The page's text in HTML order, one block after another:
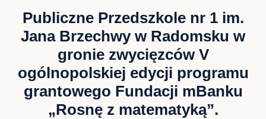
Publiczne Przedszkole nr 1 im.
Jana Brzechwy w Radomsku w
gronie zwycięzców V
ogólnopolskiej edycji programu
grantowego Fundacji mBanku
„Rosnę z matematyką”.